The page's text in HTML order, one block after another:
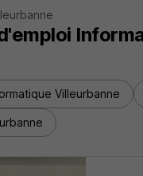
Villeurbanne